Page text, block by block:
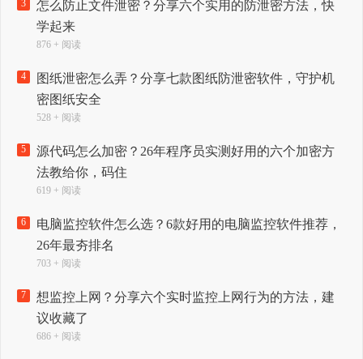
3
怎么防止文件泄密？分享六个实用的防泄密方法，快
学起来
876 + 阅读
4
图纸泄密怎么弄？分享七款图纸防泄密软件，守护机
密图纸安全
528 + 阅读
5
源代码怎么加密？26年程序员实测好用的六个加密方
法教给你，码住
619 + 阅读
6
电脑监控软件怎么选？6款好用的电脑监控软件推荐，
26年最夯排名
703 + 阅读
7
想监控上网？分享六个实时监控上网行为的方法，建
议收藏了
686 + 阅读